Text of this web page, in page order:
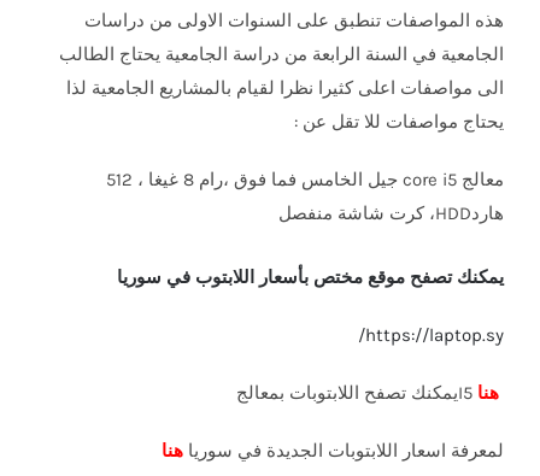
هذه المواصفات تنطبق على السنوات الاولى من دراسات
الجامعية في السنة الرابعة من دراسة الجامعية يحتاج الطالب
الى مواصفات اعلى كثيرا نظرا لقيام بالمشاريع الجامعية لذا
يحتاج مواصفات للا تقل عن :
معالج core i5 جيل الخامس فما فوق ،رام 8 غيغا ، 512
هاردHDD، كرت شاشة منفصل
يمكنك تصفح موقع مختص بأسعار اللابتوب في سوريا
https://laptop.sy/
هنا
لمعرفة اسعار اللابتوبات الجديدة في سوريا هنا